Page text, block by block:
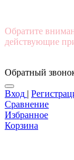
Обратите
действующие
Обратный
Вход |
Сравнение
Избранное
Корзина